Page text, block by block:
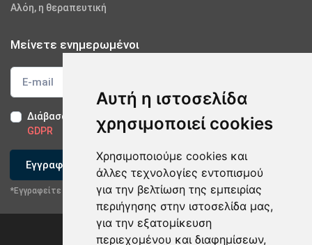
Αυτή η ιστοσελίδα
χρησιμοποιεί cookies
Χρησιμοποιούμε cookies και
άλλες τεχνολογίες εντοπισμού
για την βελτίωση της εμπειρίας
περιήγησης στην ιστοσελίδα μας,
για την εξατομίκευση
περιεχομένου και διαφημίσεων,
Αλόη, η θεραπευτική
Μείνετε ενημερωμένοι
Διάβασα και αποδέχομαι τους Όρους Χρήσης -
Δήλωση
GDPR
Εγγραφείτε
*Εγγραφείτε στο newsletter μας